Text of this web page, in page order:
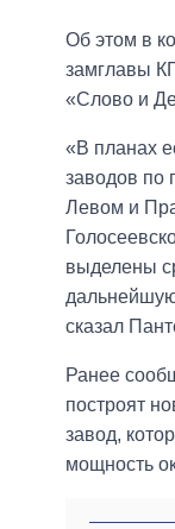
Об этом в
замглавы
«Слово и
«В планах
заводов по
Левом и
выделены
сказал
Ранее
построят
завод,
мощность